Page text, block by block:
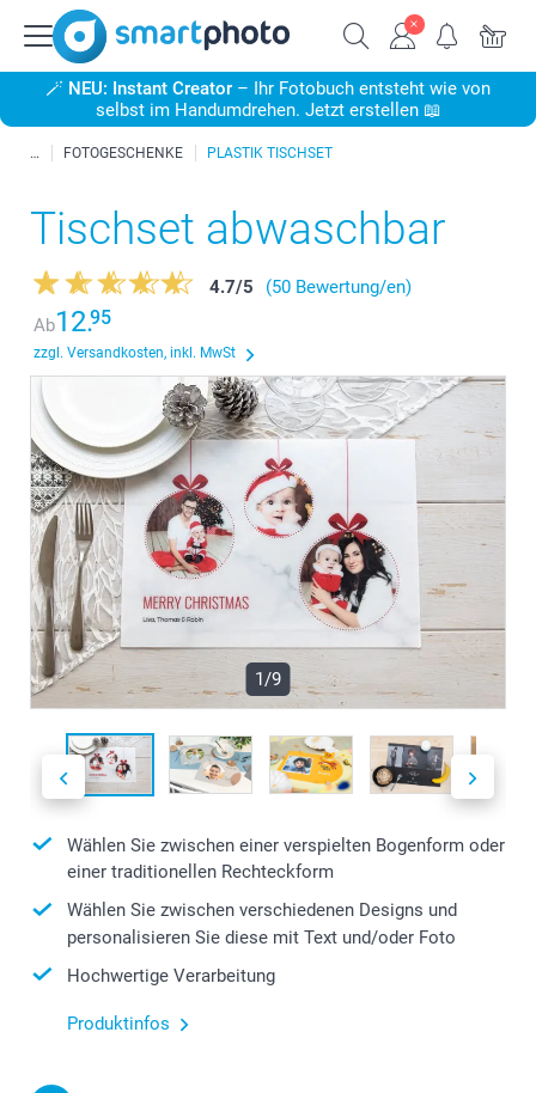
🪄 NEU: Instant Creator – Ihr Fotobuch entsteht wie von
selbst im Handumdrehen. Jetzt erstellen 📖
FOTOGESCHENKE PLASTIK TISCHSET
Tischset abwaschbar
4.7/5
(50 Bewertung/en)
Ab12.95
zzgl. Versandkosten, inkl. MwSt
1/9
Wählen Sie zwischen einer verspielten Bogenform oder
einer traditionellen Rechteckform
Wählen Sie zwischen verschiedenen Designs und
personalisieren Sie diese mit Text und/oder Foto
Hochwertige Verarbeitung
Produktinfos